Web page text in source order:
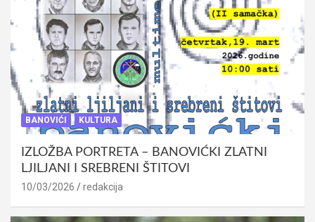
BANOVIĆI KULTURA
IZLOŽBA PORTRETA – BANOVIĆKI ZLATNI
LJILJANI I SREBRENI ŠTITOVI
10/03/2026 redakcija